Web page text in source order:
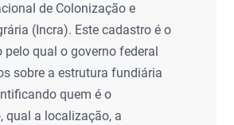
de Colonização e
(Incra). Este cadastro é o
pelo qual o governo federal
sobre a estrutura fundiária
quem é o
qual a localização, a